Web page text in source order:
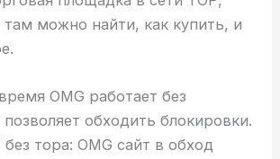
там можно найти, как купить, и
OMG работает без
обходить блокировки.
тора: OMG сайт в обход